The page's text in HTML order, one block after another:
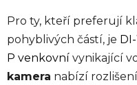
Pro ty, kteří preferují
pohyblivých částí, je
P venkovní vynikající
kamera nabízí